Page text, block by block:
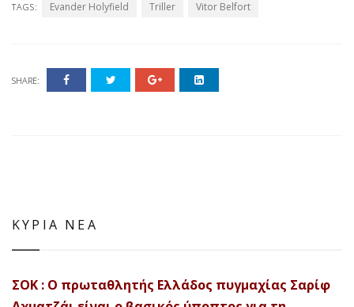
TAGS: Evander Holyfield Triller Vitor Belfort
SHARE:
ΚΥΡΙΑ ΝΕΑ
ΣΟΚ : Ο πρωταθλητής Ελλάδος πυγμαχίας Σαρίφ